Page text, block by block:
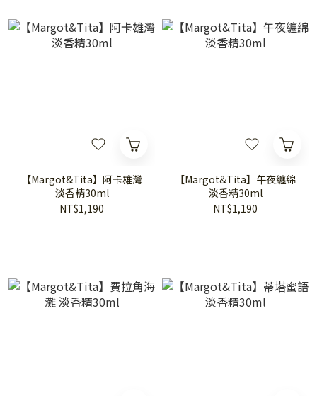
【Margot&Tita】阿卡雄灣
淡香精30ml
NT$1,190
【Margot&Tita】午夜纏綿
淡香精30ml
NT$1,190